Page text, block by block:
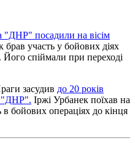
"ДНР" посадили на вісім
участь у бойових діях
Його спіймали при переході
засудив до 20 років
"ДНР". Іржі Урбанек поїхав на
в бойових операціях до кінця